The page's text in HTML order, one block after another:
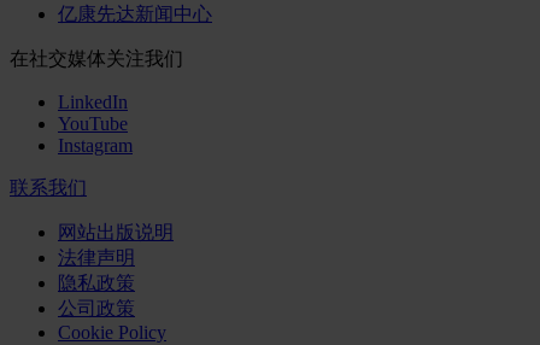
亿康先达新闻中心
在社交媒体关注我们
LinkedIn
YouTube
Instagram
联系我们
网站出版说明
法律声明
隐私政策
公司政策
Cookie Policy